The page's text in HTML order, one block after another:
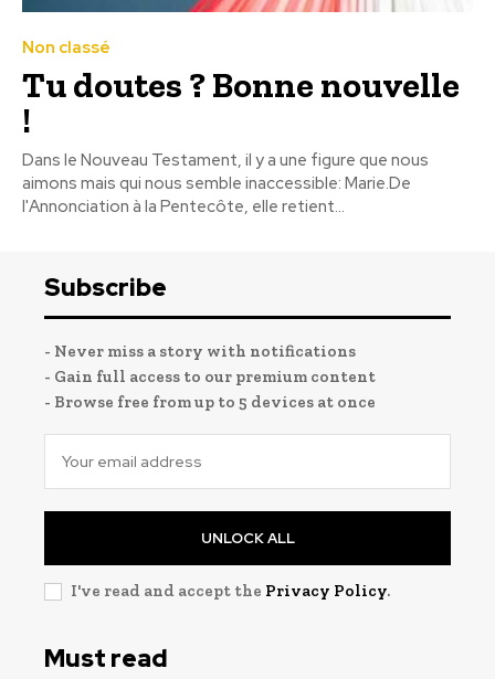
Non classé
Tu doutes ? Bonne nouvelle
!
Dans le Nouveau Testament, il y a une figure que nous
aimons mais qui nous semble inaccessible: Marie.De
l'Annonciation à la Pentecôte, elle retient...
Subscribe
- Never miss a story with notifications
- Gain full access to our premium content
- Browse free from up to 5 devices at once
UNLOCK ALL
I've read and accept the Privacy Policy.
Must read